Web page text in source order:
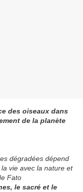
des oiseaux dans
de la planète
dégradées dépend
vie avec la nature et
Fato
le sacré et le